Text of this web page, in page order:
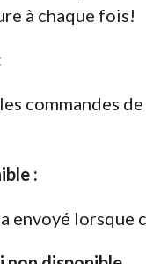
à chaque fois!
commandes
:
envoyé lorsque